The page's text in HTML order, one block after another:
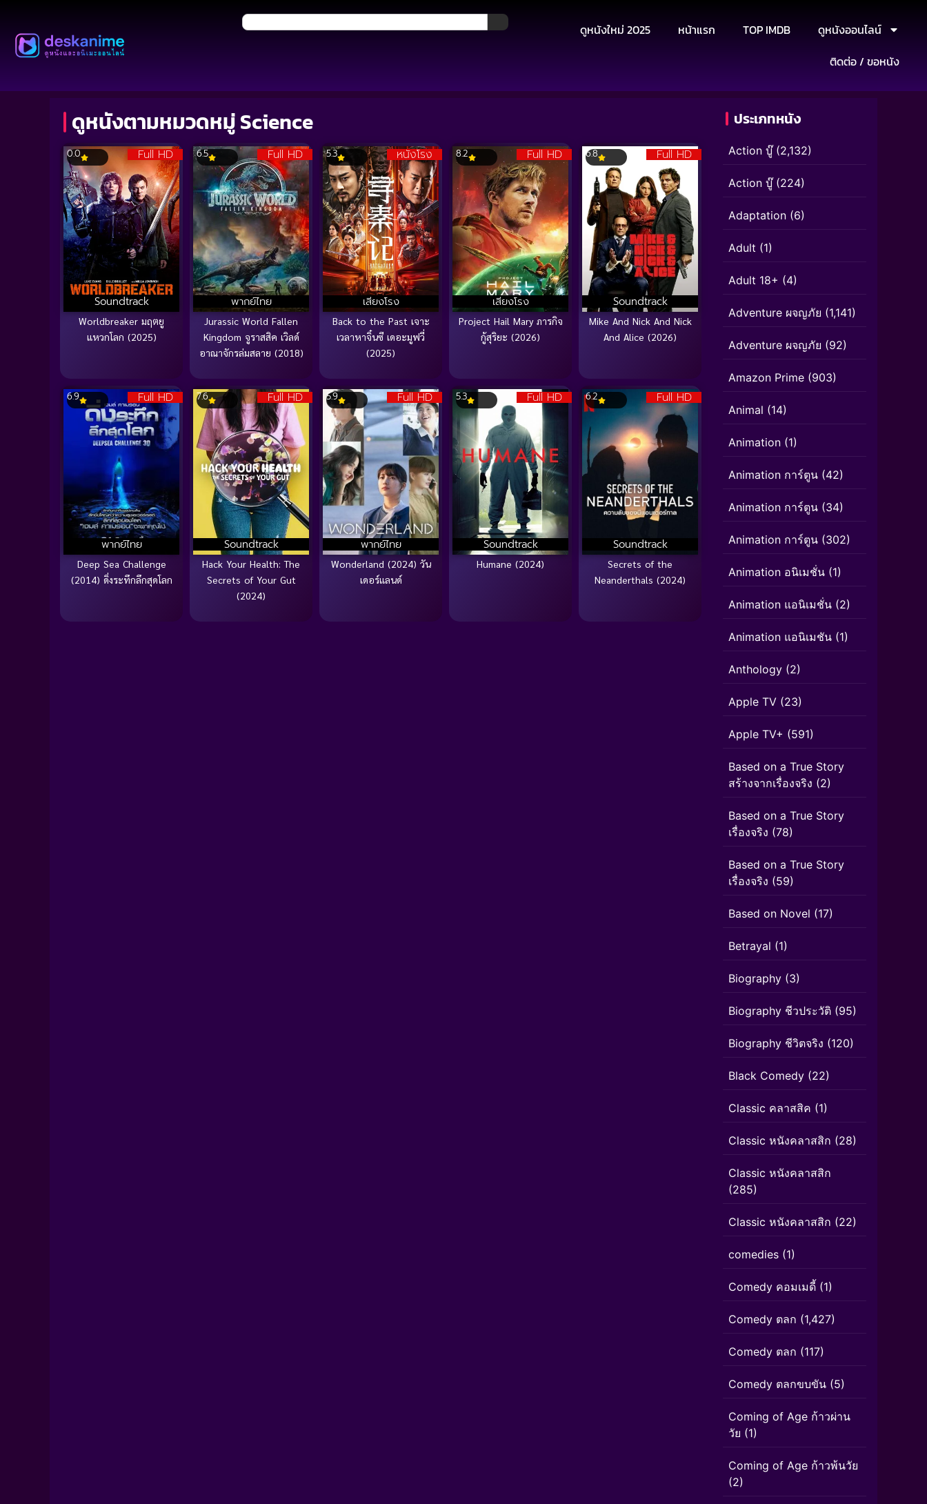
ดูหนังใหม่ 2025 หน้าแรก TOP IMDB
ดูหนังออนไลน์
ติดต่อ / ขอหนัง
ดูหนังตามหมวดหมู่ Science
Full HD
Soundtrack
0.0
Worldbreaker มฤตยู
แหวกโลก (2025)
Full HD
พากย์ไทย
6.5
Jurassic World Fallen
Kingdom จูราสสิค เวิลด์
อาณาจักรล่มสลาย (2018)
หนังโรง
เสียงโรง
5.3
Back to the Past เจาะ
เวลาหาจิ๋นซี เดอะมูฟวี่
(2025)
Full HD
เสียงโรง
8.2
Project Hail Mary ภารกิจ
กู้สุริยะ (2026)
Full HD
Soundtrack
6.8
Mike And Nick And Nick
And Alice (2026)
Full HD
พากย์ไทย
6.9
Deep Sea Challenge
(2014) ดิ่งระทึกลึกสุดโลก
Full HD
Soundtrack
7.6
Hack Your Health: The
Secrets of Your Gut
(2024)
Full HD
พากย์ไทย
5.9
Wonderland (2024) วัน
เดอร์แลนด์
Full HD
Soundtrack
5.3
Humane (2024)
Full HD
Soundtrack
6.2
Secrets of the
Neanderthals (2024)
ประเภทหนัง
Action บู๊(2,132)
Action บู๊(224)
Adaptation (6)
Adult (1)
Adult 18+ (4)
Adventure ผจญภัย (1,141)
Adventure ผจญภัย (92)
Amazon Prime (903)
Animal (14)
Animation (1)
Animation การ์ตูน (42)
Animation การ์ตูน (34)
Animation การ์ตูน (302)
Animation อนิเมชั่น (1)
Animation แอนิเมชั่น (2)
Animation แอนิเมชัน (1)
Anthology (2)
Apple TV (23)
Apple TV+ (591)
Based on a True Story
สร้างจากเรื่องจริง (2)
Based on a True Story
เรื่องจริง (78)
Based on a True Story
เรื่องจริง (59)
Based on Novel (17)
Betrayal (1)
Biography (3)
Biography ชีวประวัติ (95)
Biography ชีวิตจริง (120)
Black Comedy (22)
Classic คลาสสิค (1)
Classic หนังคลาสสิก (28)
Classic หนังคลาสสิก
(285)
Classic หนังคลาสสิก (22)
comedies (1)
Comedy คอมเมดี้ (1)
Comedy ตลก (1,427)
Comedy ตลก (117)
Comedy ตลกขบขัน (5)
Coming of Age ก้าวผ่าน
วัย (1)
Coming of Age ก้าวพ้นวัย
(2)